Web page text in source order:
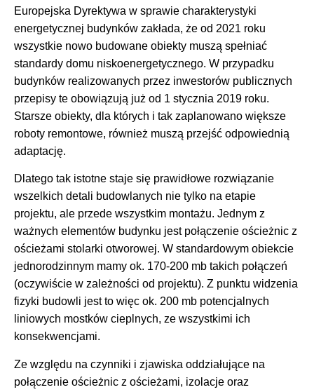
Europejska Dyrektywa w sprawie charakterystyki
energetycznej budynków zakłada, że od 2021 roku
wszystkie nowo budowane obiekty muszą spełniać
standardy domu niskoenergetycznego. W przypadku
budynków realizowanych przez inwestorów publicznych
przepisy te obowiązują już od 1 stycznia 2019 roku.
Starsze obiekty, dla których i tak zaplanowano większe
roboty remontowe, również muszą przejść odpowiednią
adaptację.
Dlatego tak istotne staje się prawidłowe rozwiązanie
wszelkich detali budowlanych nie tylko na etapie
projektu, ale przede wszystkim montażu. Jednym z
ważnych elementów budynku jest połączenie ościeżnic z
ościeżami stolarki otworowej. W standardowym obiekcie
jednorodzinnym mamy ok. 170-200 mb takich połączeń
(oczywiście w zależności od projektu). Z punktu widzenia
fizyki budowli jest to więc ok. 200 mb potencjalnych
liniowych mostków cieplnych, ze wszystkimi ich
konsekwencjami.
Ze względu na czynniki i zjawiska oddziałujące na
połączenie ościeżnic z ościeżami, izolacje oraz